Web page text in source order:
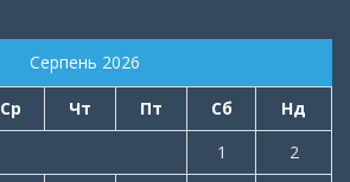
Серпень 2026
Ср Чт Пт Сб Нд
1
2